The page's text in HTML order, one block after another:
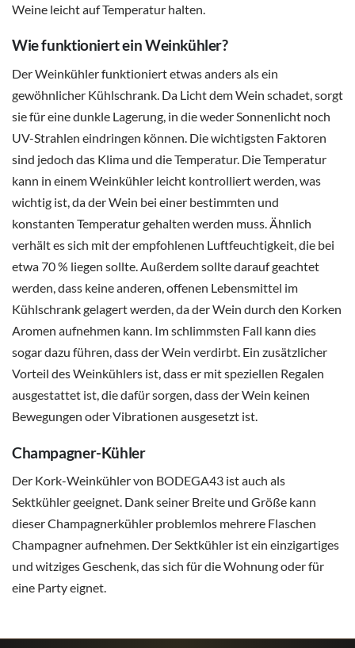
Weine leicht auf Temperatur halten.
Wie funktioniert ein Weinkühler?
Der Weinkühler funktioniert etwas anders als ein
gewöhnlicher Kühlschrank. Da Licht dem Wein schadet, sorgt
sie für eine dunkle Lagerung, in die weder Sonnenlicht noch
UV-Strahlen eindringen können. Die wichtigsten Faktoren
sind jedoch das Klima und die Temperatur. Die Temperatur
kann in einem Weinkühler leicht kontrolliert werden, was
wichtig ist, da der Wein bei einer bestimmten und
konstanten Temperatur gehalten werden muss. Ähnlich
verhält es sich mit der empfohlenen Luftfeuchtigkeit, die bei
etwa 70 % liegen sollte. Außerdem sollte darauf geachtet
werden, dass keine anderen, offenen Lebensmittel im
Kühlschrank gelagert werden, da der Wein durch den Korken
Aromen aufnehmen kann. Im schlimmsten Fall kann dies
sogar dazu führen, dass der Wein verdirbt. Ein zusätzlicher
Vorteil des Weinkühlers ist, dass er mit speziellen Regalen
ausgestattet ist, die dafür sorgen, dass der Wein keinen
Bewegungen oder Vibrationen ausgesetzt ist.
Champagner-Kühler
Der Kork-Weinkühler von BODEGA43 ist auch als
Sektkühler geeignet. Dank seiner Breite und Größe kann
dieser Champagnerkühler problemlos mehrere Flaschen
Champagner aufnehmen. Der Sektkühler ist ein einzigartiges
und witziges Geschenk, das sich für die Wohnung oder für
eine Party eignet.